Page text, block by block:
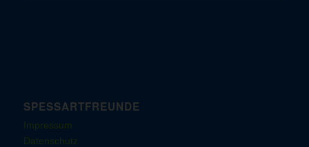
SPESSARTFREUNDE
Impressum
Datenschutz